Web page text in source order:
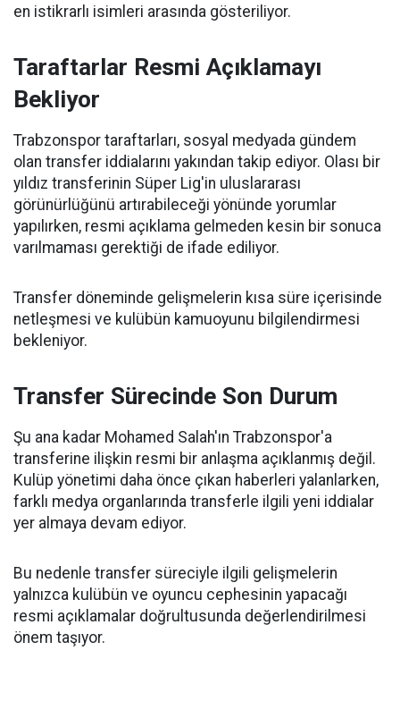
en istikrarlı isimleri arasında gösteriliyor.
Taraftarlar Resmi Açıklamayı
Bekliyor
Trabzonspor taraftarları, sosyal medyada gündem
olan transfer iddialarını yakından takip ediyor. Olası bir
yıldız transferinin Süper Lig'in uluslararası
görünürlüğünü artırabileceği yönünde yorumlar
yapılırken, resmi açıklama gelmeden kesin bir sonuca
varılmaması gerektiği de ifade ediliyor.
Transfer döneminde gelişmelerin kısa süre içerisinde
netleşmesi ve kulübün kamuoyunu bilgilendirmesi
bekleniyor.
Transfer Sürecinde Son Durum
Şu ana kadar Mohamed Salah'ın Trabzonspor'a
transferine ilişkin resmi bir anlaşma açıklanmış değil.
Kulüp yönetimi daha önce çıkan haberleri yalanlarken,
farklı medya organlarında transferle ilgili yeni iddialar
yer almaya devam ediyor.
Bu nedenle transfer süreciyle ilgili gelişmelerin
yalnızca kulübün ve oyuncu cephesinin yapacağı
resmi açıklamalar doğrultusunda değerlendirilmesi
önem taşıyor.